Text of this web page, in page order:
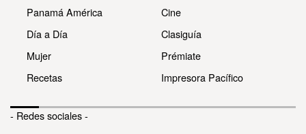
Panamá América
Día a Día
Mujer
Recetas
Cine
Clasiguía
Prémiate
Impresora Pacífico
- Redes sociales -